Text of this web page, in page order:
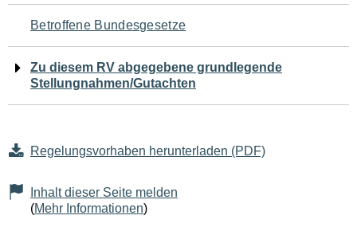
Betroffene Bundesgesetze
Zu diesem RV abgegebene grundlegende
Stellungnahmen/Gutachten
Regelungsvorhaben herunterladen (PDF)
Inhalt dieser Seite melden
(Mehr Informationen)